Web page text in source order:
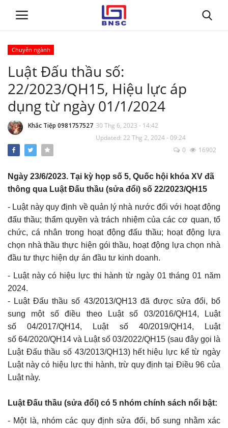
Trang chủ
Giới thiệu
Tin tức
Tư vấn
Đào Tạo
Chuyên ngành
Luật Đấu thầu số:
22/2023/QH15, Hiệu lực áp
dụng từ ngày 01/1/2024
Khắc Tiệp 0981757527 30 Thg 6, 2023 - 14:42
Updated: 22 Thg 2, 2024 - 09:24
0
16902
Ngày 23/6/2023. Tại kỳ họp số 5, Quốc hội khóa XV đã
thông qua Luật Đấu thầu (sửa đổi) số 22/2023/QH15
- Luật này quy định về quản lý nhà nước đối với hoạt động
đấu thầu; thẩm quyền và trách nhiệm của các cơ quan, tổ
chức, cá nhân trong hoạt động đấu thầu; hoạt động lựa
chọn nhà thầu thực hiện gói thầu, hoạt động lựa chọn nhà
đầu tư thực hiện dự án đầu tư kinh doanh.
- Luật này có hiệu lực thi hành từ ngày 01 tháng 01 năm
2024.
- Luật Đấu thầu số 43/2013/QH13đã được sửa đổi, bổ
sung một số điều theo Luật số 03/2016/QH14, Luật
số04/2017/QH14, Luật số 40/2019/QH14, Luật
số 64/2020/QH14 và Luật số 03/2022/QH15 (sau đây gọi là
Luật Đấu thầu số 43/2013/QH13) hết hiệu lực kể từ ngày
Luật này có hiệu lực thi hành, trừ quy định tại Điều 96 của
Luật này.
Luật Đấu thầu (sửa đổi) có 5 nhóm chính sách nổi bật:
- Một là, nhóm các quy định sửa đổi, bổ sung nhằm xác